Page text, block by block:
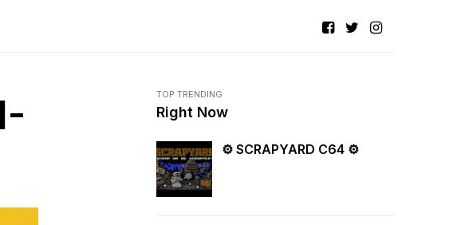
TOP TRENDING
Right Now
⚙ SCRAPYARD C64 ⚙